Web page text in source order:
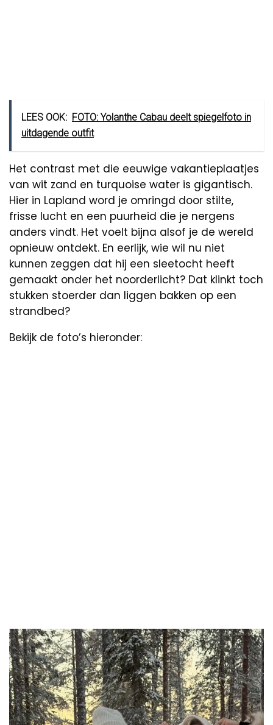
LEES OOK: FOTO: Yolanthe Cabau deelt spiegelfoto in
uitdagende outfit
Het contrast met die eeuwige vakantieplaatjes
van wit zand en turquoise water is gigantisch.
Hier in Lapland word je omringd door stilte,
frisse lucht en een puurheid die je nergens
anders vindt. Het voelt bijna alsof je de wereld
opnieuw ontdekt. En eerlijk, wie wil nu niet
kunnen zeggen dat hij een sleetocht heeft
gemaakt onder het noorderlicht? Dat klinkt toch
stukken stoerder dan liggen bakken op een
strandbed?
Bekijk de foto’s hieronder: